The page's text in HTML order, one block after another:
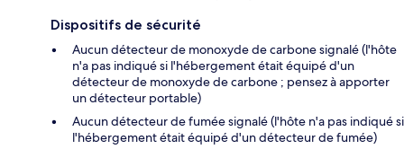
Dispositifs de sécurité
Aucun détecteur de monoxyde de carbone signalé (l'hôte
n'a pas indiqué si l'hébergement était équipé d'un
détecteur de monoxyde de carbone ; pensez à apporter
un détecteur portable)
Aucun détecteur de fumée signalé (l'hôte n'a pas indiqué si
l'hébergement était équipé d'un détecteur de fumée)